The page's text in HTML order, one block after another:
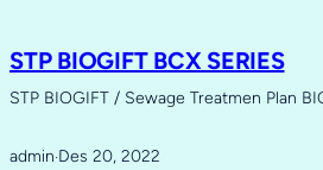
STP BIOGIFT BCX SERIES
STP BIOGIFT / Sewage Treatmen Plan
admin·Des 20, 2022